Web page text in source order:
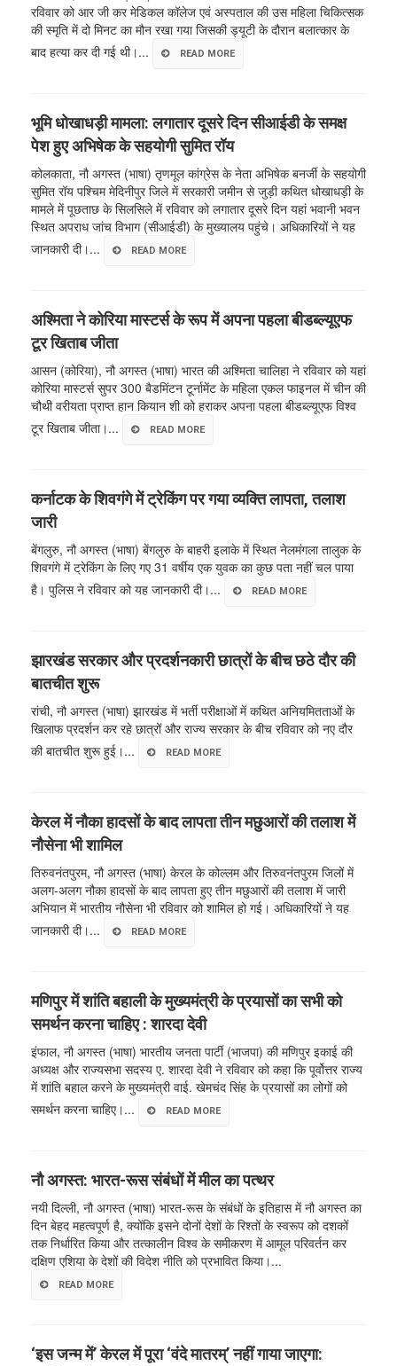
रविवार को आर जी कर मेडिकल कॉलेज एवं अस्पताल की उस महिला चिकित्सक
की स्मृति में दो मिनट का मौन रखा गया जिसकी ड्यूटी के दौरान बलात्कार के
बाद हत्या कर दी गई थी।...
READ MORE
भूमि धोखाधड़ी मामला: लगातार दूसरे दिन सीआईडी के समक्ष
पेश हुए अभिषेक के सहयोगी सुमित रॉय
कोलकाता, नौ अगस्त (भाषा) तृणमूल कांग्रेस के नेता अभिषेक बनर्जी के सहयोगी
सुमित रॉय पश्चिम मेदिनीपुर जिले में सरकारी जमीन से जुड़ी कथित धोखाधड़ी के
मामले में पूछताछ के सिलसिले में रविवार को लगातार दूसरे दिन यहां भवानी भवन
स्थित अपराध जांच विभाग (सीआईडी) के मुख्यालय पहुंचे। अधिकारियों ने यह
जानकारी दी।...
READ MORE
अश्मिता ने कोरिया मास्टर्स के रूप में अपना पहला बीडब्ल्यूएफ
टूर खिताब जीता
आसन (कोरिया), नौ अगस्त (भाषा) भारत की अश्मिता चालिहा ने रविवार को यहां
कोरिया मास्टर्स सुपर 300 बैडमिंटन टूर्नामेंट के महिला एकल फाइनल में चीन की
चौथी वरीयता प्राप्त हान कियान शी को हराकर अपना पहला बीडब्ल्यूएफ विश्व
टूर खिताब जीता।...
READ MORE
कर्नाटक के शिवगंगे में ट्रेकिंग पर गया व्यक्ति लापता, तलाश
जारी
बेंगलुरु, नौ अगस्त (भाषा) बेंगलुरु के बाहरी इलाके में स्थित नेलमंगला तालुक के
शिवगंगे में ट्रेकिंग के लिए गए 31 वर्षीय एक युवक का कुछ पता नहीं चल पाया
है। पुलिस ने रविवार को यह जानकारी दी।...
READ MORE
झारखंड सरकार और प्रदर्शनकारी छात्रों के बीच छठे दौर की
बातचीत शुरू
रांची, नौ अगस्त (भाषा) झारखंड में भर्ती परीक्षाओं में कथित अनियमितताओं के
खिलाफ प्रदर्शन कर रहे छात्रों और राज्य सरकार के बीच रविवार को नए दौर
की बातचीत शुरू हुई।...
READ MORE
केरल में नौका हादसों के बाद लापता तीन मछुआरों की तलाश में
नौसेना भी शामिल
तिरुवनंतपुरम, नौ अगस्त (भाषा) केरल के कोल्लम और तिरुवनंतपुरम जिलों में
अलग-अलग नौका हादसों के बाद लापता हुए तीन मछुआरों की तलाश में जारी
अभियान में भारतीय नौसेना भी रविवार को शामिल हो गई। अधिकारियों ने यह
जानकारी दी।...
READ MORE
मणिपुर में शांति बहाली के मुख्यमंत्री के प्रयासों का सभी को
समर्थन करना चाहिए : शारदा देवी
इंफाल, नौ अगस्त (भाषा) भारतीय जनता पार्टी (भाजपा) की मणिपुर इकाई की
अध्यक्ष और राज्यसभा सदस्य ए. शारदा देवी ने रविवार को कहा कि पूर्वोत्तर राज्य
में शांति बहाल करने के मुख्यमंत्री वाई. खेमचंद सिंह के प्रयासों का लोगों को
समर्थन करना चाहिए।...
READ MORE
नौ अगस्त: भारत-रूस संबंधों में मील का पत्थर
नयी दिल्ली, नौ अगस्त (भाषा) भारत-रूस के संबंधों के इतिहास में नौ अगस्त का
दिन बेहद महत्वपूर्ण है, क्योंकि इसने दोनों देशों के रिश्तों के स्वरूप को दशकों
तक निर्धारित किया और तत्कालीन विश्व के समीकरण में आमूल परिवर्तन कर
दक्षिण एशिया के देशों की विदेश नीति को प्रभावित किया।...
READ MORE
‘इस जन्म में’ केरल में पूरा ‘वंदे मातरम्’ नहीं गाया जाएगा: